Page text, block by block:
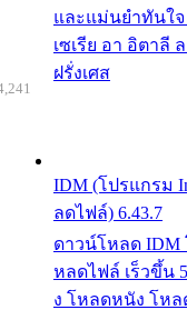
และแม่นยำทันใ
เซเรีย อา อิตาลี
ฝรั่งเศส
IDM (โปรแกรม
ลดไฟล์) 6.43.7
ดาวน์โหลด IDM
หลดไฟล์ เร็วขึ้น
ง โหลดหนัง โหล